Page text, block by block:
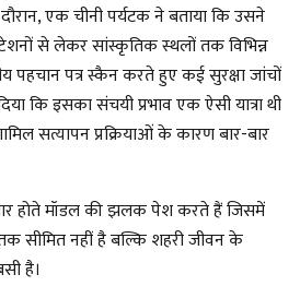
एक चीनी पर्यटक ने बताया कि उसने
से लेकर सांस्कृतिक स्थलों तक विभिन्न
पहचान पत्र स्कैन करते हुए कई सुरक्षा जांचों
कि इसका संचयी प्रभाव एक ऐसी यात्रा थी
सत्यापन प्रक्रियाओं के कारण बार-बार
होते मॉडल की झलक पेश करते हैं जिसमें
सीमित नहीं है बल्कि शहरी जीवन के
है।